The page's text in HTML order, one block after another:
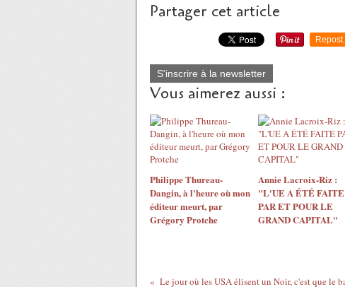
Partager cet article
Repost
S'inscrire à la newsletter
Vous aimerez aussi :
Philippe Thureau-
Dangin, à l'heure où mon
éditeur meurt, par
Grégory Protche
Annie Lacroix-Riz :
"L'UE A ÉTÉ FAITE
PAR ET POUR LE
GRAND CAPITAL"